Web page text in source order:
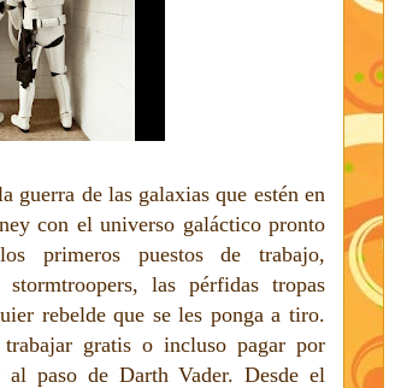
guerra de las galaxias que estén en
con el universo galáctico pronto
primeros puestos de trabajo,
las pérfidas tropas
rebelde que se les ponga a tiro.
gratis o incluso pagar por
al paso de Darth Vader. Desde el